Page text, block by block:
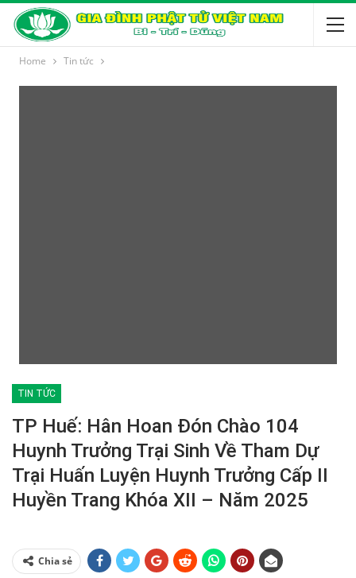
Home Tin tức
TIN TỨC
TP Huế: Hân Hoan Đón Chào 104
Huynh Trưởng Trại Sinh Về Tham Dự
Trại Huấn Luyện Huynh Trưởng Cấp II
Huyền Trang Khóa XII – Năm 2025
Chia sẻ